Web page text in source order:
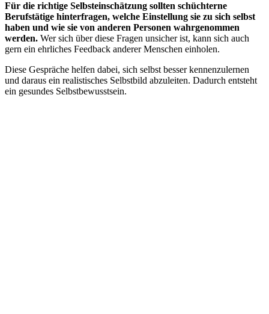
Für die richtige Selbsteinschätzung sollten schüchterne
Berufstätige hinterfragen, welche Einstellung sie zu sich selbst
haben und wie sie von anderen Personen wahrgenommen
werden. Wer sich über diese Fragen unsicher ist, kann sich auch
gern ein ehrliches Feedback anderer Menschen einholen.
Diese Gespräche helfen dabei, sich selbst besser kennenzulernen
und daraus ein realistisches Selbstbild abzuleiten. Dadurch entsteht
ein gesundes Selbstbewusstsein.